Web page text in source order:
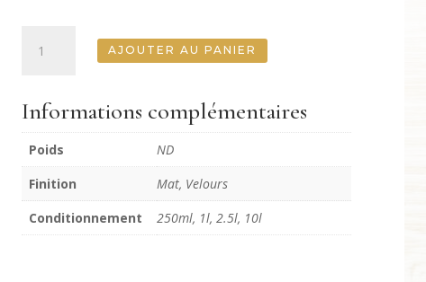
AJOUTER AU PANIER
Informations complémentaires
Poids
ND
Finition
Mat, Velours
Conditionnement
250ml, 1l, 2.5l, 10l